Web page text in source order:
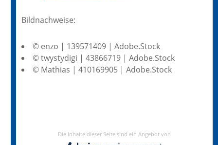
Bildnachweise:
© enzo | 139571409 | Adobe.Stock
© twystydigi | 43866719 | Adobe.Stock
© Mathias | 410169905 | Adobe.Stock